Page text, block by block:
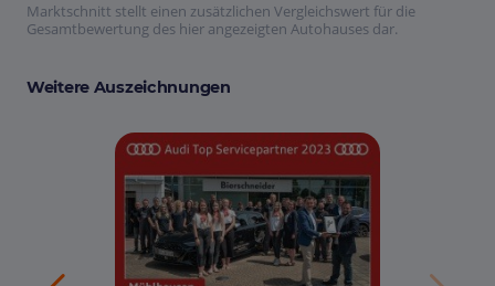
Marktschnitt stellt einen zusätzlichen Vergleichswert für die
Gesamtbewertung des hier angezeigten Autohauses dar.
Weitere Auszeichnungen